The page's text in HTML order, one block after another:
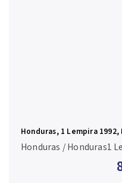
Honduras, 1 Lempira 1992,
Honduras / Honduras1